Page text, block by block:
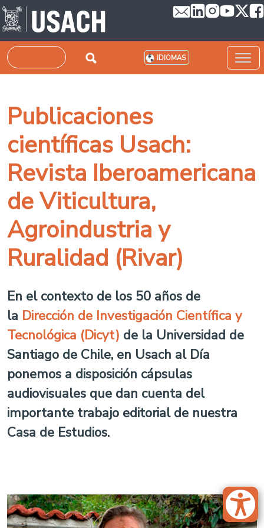
Pasar al contenido principal
Buscar IDIOMAS
Publicaciones
científicas Usach:
Revista Iberoamericana
de Viticultura,
Agroindustria y
Ruralidad (Rivar)
En el contexto de los 50 años de
la Dirección de Investigación Científica y
Tecnológica (Dicyt) de la Universidad de
Santiago de Chile, en Usach al Día
ponemos a disposición cápsulas
audiovisuales que dan cuenta del
importante trabajo editorial de nuestra
Casa de Estudios.